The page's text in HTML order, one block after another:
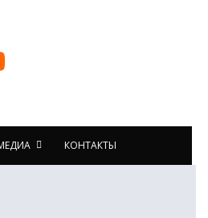
КОНТАКТЫ